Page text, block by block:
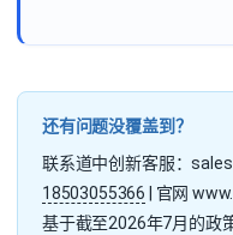
还有问题没覆盖到？
联系道中创新客服：
18503055366 | 官网
基于截至2026年7月的政